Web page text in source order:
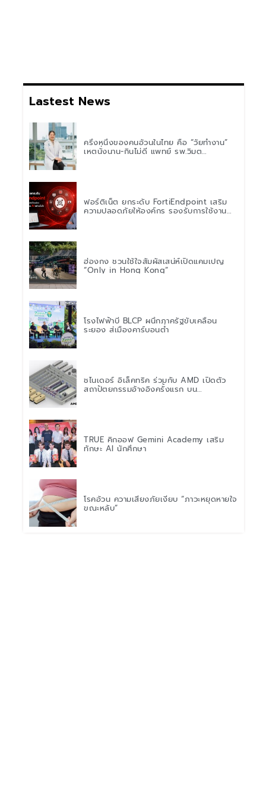
Lastest News
ครึ่งหนึ่งของคนอ้วนในไทย คือ “วัยทำงาน”
เหตุนั่งนาน-กินไม่ดี แพทย์ รพ.วิมุต
ฟอร์ติเน็ต ยกระดับ FortiEndpoint เสริม
ความปลอดภัยให้องค์กร รองรับการใช้งาน
ฮ่องกง ชวนใช้ใจสัมผัสเสน่ห์เปิดแคมเปญ
“Only in Hong Kong”
โรงไฟฟ้าบี BLCP ผนึกภาครัฐขับเคลื่อน
ระยอง สู่เมืองคาร์บอนต่ำ
ชไนเดอร์ อิเล็คทริค ร่วมกับ AMD เปิดตัว
สถาปัตยกรรมอ้างอิงครั้งแรก บน
TRUE คิกออฟ Gemini Academy เสริม
ทักษะ AI นักศึกษา
โรคอ้วน ความเสี่ยงภัยเงียบ “ภาวะหยุดหายใจ
ขณะหลับ”